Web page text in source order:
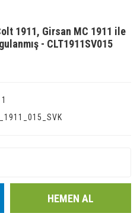
1911, Girsan MC 1911 ile
- CLT1911SV015
HEMEN AL